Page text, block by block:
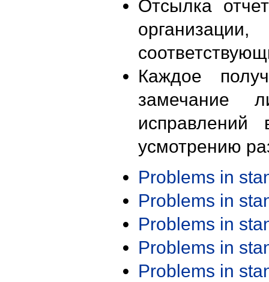
Отсылка
Каждое
замечание
исправлений
усмотрению
Problems in
Problems in
Problems in
Problems in
Problems in